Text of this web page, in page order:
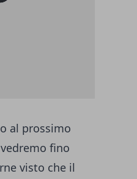
al prossimo
fino
visto che il